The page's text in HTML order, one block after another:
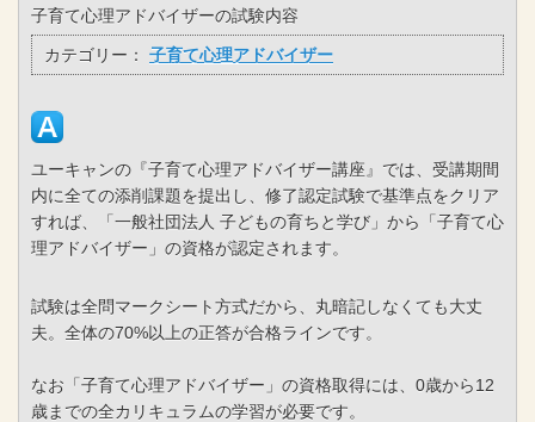
子育て心理アドバイザーの試験内容
カテゴリー： 子育て心理アドバイザー
ユーキャンの『子育て心理アドバイザー講座』では、受講期間
内に全ての添削課題を提出し、修了認定試験で基準点をクリア
すれば、「一般社団法人 子どもの育ちと学び」から「子育て心
理アドバイザー」の資格が認定されます。
試験は全問マークシート方式だから、丸暗記しなくても大丈
夫。全体の70%以上の正答が合格ラインです。
なお「子育て心理アドバイザー」の資格取得には、0歳から12
歳までの全カリキュラムの学習が必要です。